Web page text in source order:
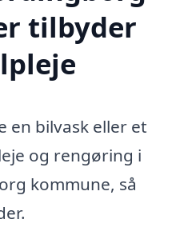
tilbyder
en bilvask eller et
og rengøring i
kommune, så